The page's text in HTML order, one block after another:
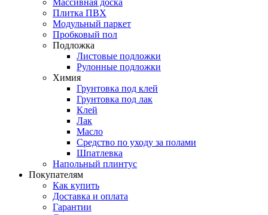
Массивная доска
Плитка ПВХ
Модульный паркет
Пробковый пол
Подложка
Листовые подложки
Рулонные подложки
Химия
Грунтовка под клей
Грунтовка под лак
Клей
Лак
Масло
Средство по уходу за полами
Шпатлевка
Напольный плинтус
Покупателям
Как купить
Доставка и оплата
Гарантии